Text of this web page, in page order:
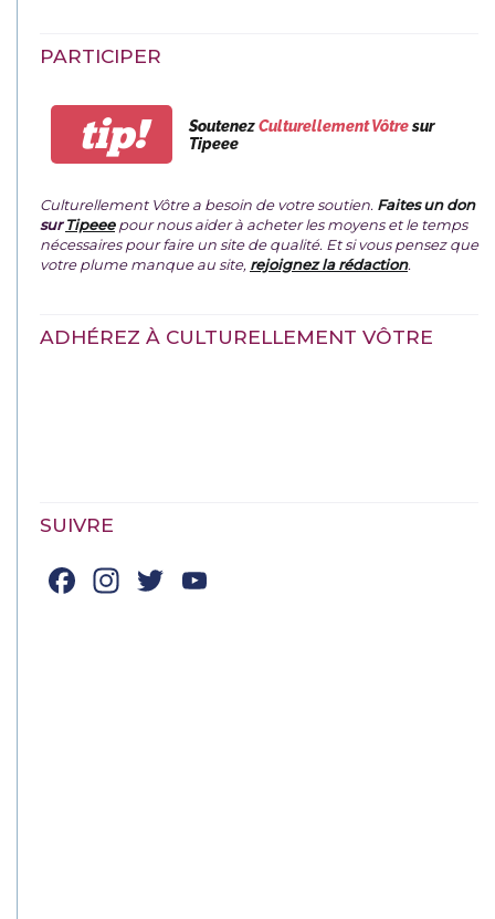
PARTICIPER
tip! SoutenezCulturellement Vôtresur
Tipeee
Culturellement Vôtre a besoin de votre soutien. Faites un don
surTipeeepour nous aider à acheter les moyens et le temps
nécessaires pour faire un site de qualité. Et si vous pensez que
votre plume manque au site, rejoignez la rédaction.
ADHÉREZ À CULTURELLEMENT VÔTRE
SUIVRE
Facebook
Instagram
Twitter